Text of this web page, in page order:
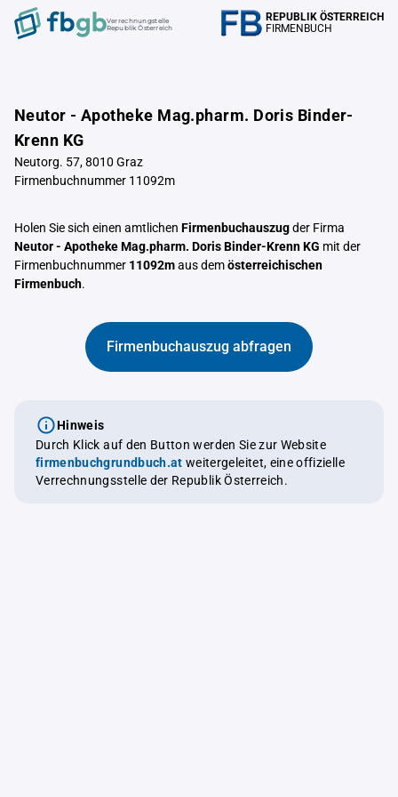
Verrechnungstelle
Republik Österreich
REPUBLIK ÖSTERREICH
FIRMENBUCH
Neutor - Apotheke Mag.pharm. Doris Binder-
Krenn KG
Neutorg. 57, 8010 Graz
Firmenbuchnummer 11092m
Holen Sie sich einen amtlichen Firmenbuchauszugder Firma
Neutor - Apotheke Mag.pharm. Doris Binder-Krenn KG mit der
Firmenbuchnummer 11092maus demösterreichischen
Firmenbuch.
Firmenbuchauszug abfragen
Hinweis
Durch Klick auf den Button werden Sie zur Website
firmenbuchgrundbuch.at weitergeleitet, eine offizielle
Verrechnungsstelle der Republik Österreich.